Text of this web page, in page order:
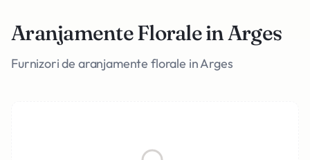
Aranjamente Florale in Arges
Furnizori de aranjamente florale in Arges